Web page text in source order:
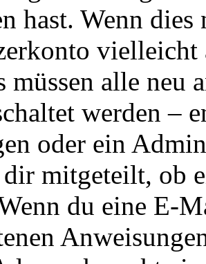
hast. Wenn
müssen alle neu
werden –
oder ein
mitgeteilt, ob
du eine E-